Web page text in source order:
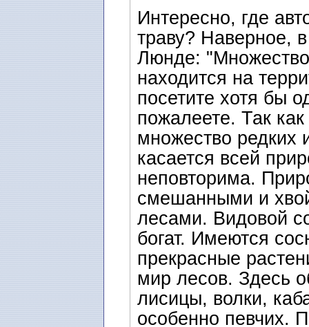
Интересно, где
траву? Наверное,
Люнде:
находится на
посетите хотя бы
пожалеете. Так
множество редких
касается всей
неповторима.
смешанными и
лесами. Видовой
богат. Имеются
прекрасные
мир лесов. Здесь
лисицы, волки,
особенно певчих.